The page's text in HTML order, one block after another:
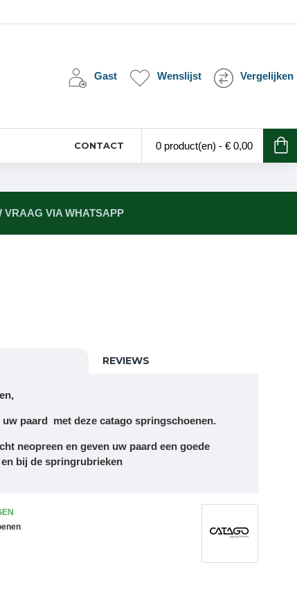
Gast Wenslijst Vergelijken
CONTACT 0 product(en) - € 0,00
VRAAG VIA WHATSAPP
REVIEWS
paard met deze catago springschoenen.
neopreen en geven uw paard een goede
bij de springrubrieken